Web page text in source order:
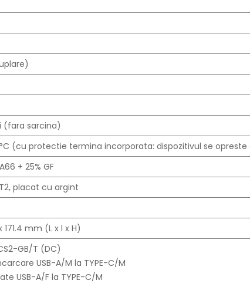
(fara sarcina)
(cu protectie termina incorporata: dispozitivul se
+ 25% GF
placat cu argint
mm (L x l x H)
GB/T (DC)
USB-A/M la TYPE-C/M
USB-A/F la TYPE-C/M